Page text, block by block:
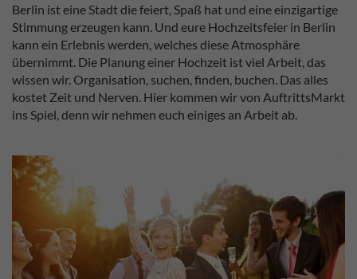
Berlin ist eine Stadt die feiert, Spaß hat und eine einzigartige
Stimmung erzeugen kann. Und eure Hochzeitsfeier in Berlin
kann ein Erlebnis werden, welches diese Atmosphäre
übernimmt. Die Planung einer Hochzeit ist viel Arbeit, das
wissen wir. Organisation, suchen, finden, buchen. Das alles
kostet Zeit und Nerven. Hier kommen wir von AuftrittsMarkt
ins Spiel, denn wir nehmen euch einiges an Arbeit ab.